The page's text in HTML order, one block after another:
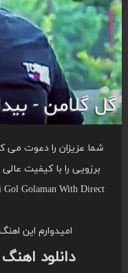
شما عزیزان را دعوت می
برزویی را با کیفیت
Golaman With Direct
امیدوارم این
دانلود